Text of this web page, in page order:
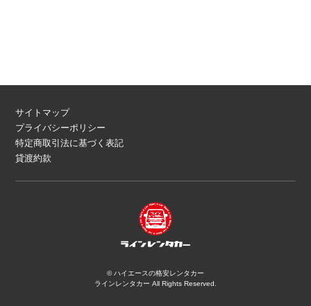
サイトマップ
プライバシーポリシー
特定商取引法に基づく表記
貸渡約款
©ハイエースの格安レンタカー
ラインレンタカー All Rights Reserved.